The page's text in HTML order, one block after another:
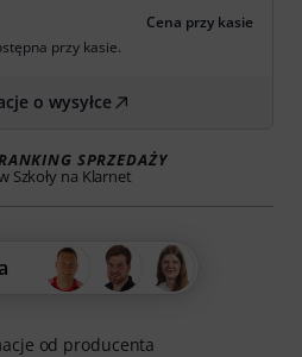
Cena przy kasie
przy kasie.
o wysyłce
SPRZEDAŻY
Szkoły na Klarnet
od producenta